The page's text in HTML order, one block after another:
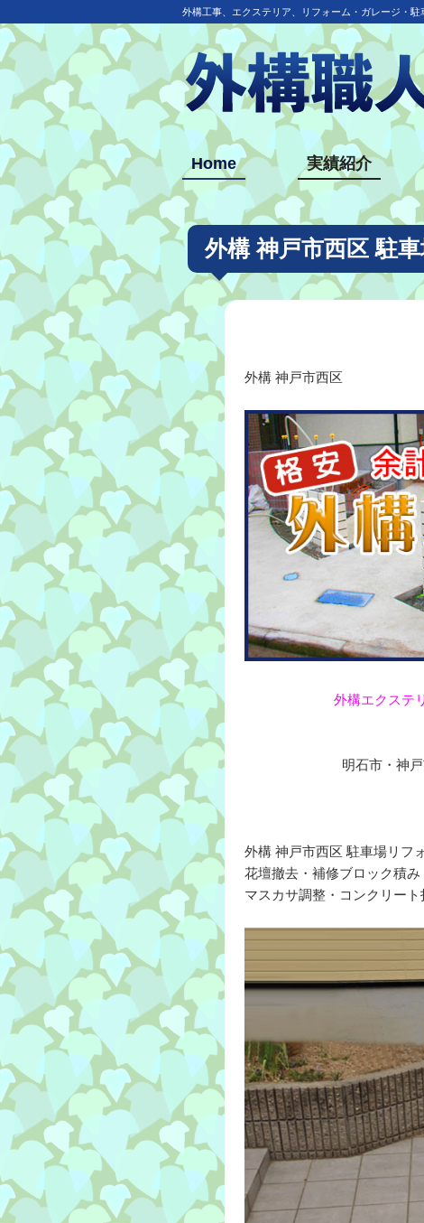
外構工事、エクステリア、リフォーム・ガレージ・
Home 実績紹介
外構 神戸市西区 駐
外構 神戸市西区
外構エクステ
明石市・神
外構 神戸市西区 駐車場リフ
花壇撤去・補修ブロック積み
マスカサ調整・コンクリート